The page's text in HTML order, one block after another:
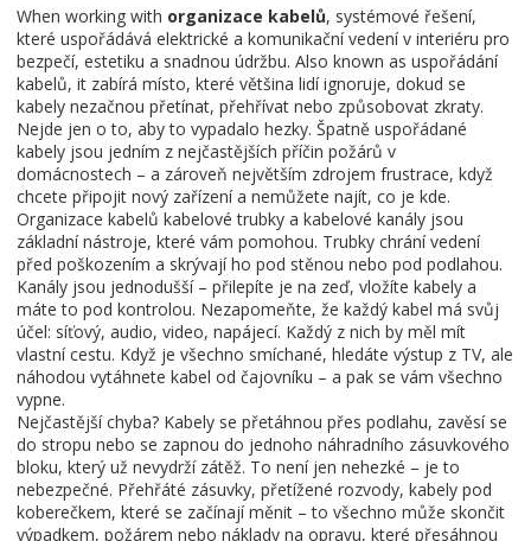
When working with organizace kabelů, systémové řešení,
které uspořádává elektrické a komunikační vedení v interiéru pro
bezpečí, estetiku a snadnou údržbu. Also known as uspořádání
kabelů, it zabírá místo, které většina lidí ignoruje, dokud se
kabely nezačnou přetínat, přehřívat nebo způsobovat zkraty.
Nejde jen o to, aby to vypadalo hezky. Špatně uspořádané
kabely jsou jedním z nejčastějších příčin požárů v
domácnostech – a zároveň největším zdrojem frustrace, když
chcete připojit nový zařízení a nemůžete najít, co je kde.
Organizace kabelů kabelové trubky a kabelové kanály jsou
základní nástroje, které vám pomohou. Trubky chrání vedení
před poškozením a skrývají ho pod stěnou nebo pod podlahou.
Kanály jsou jednodušší – přilepíte je na zeď, vložíte kabely a
máte to pod kontrolou. Nezapomeňte, že každý kabel má svůj
účel: síťový, audio, video, napájecí. Každý z nich by měl mít
vlastní cestu. Když je všechno smíchané, hledáte výstup z TV, ale
náhodou vytáhnete kabel od čajovníku – a pak se vám všechno
vypne.
Nejčastější chyba? Kabely se přetáhnou přes podlahu, zavěsí se
do stropu nebo se zapnou do jednoho náhradního zásuvkového
bloku, který už nevydrží zátěž. To není jen nehezké – je to
nebezpečné. Přehřáté zásuvky, přetížené rozvody, kabely pod
koberečkem, které se začínají měnit – to všechno může skončit
výpadkem, požárem nebo náklady na opravu, které přesáhnou